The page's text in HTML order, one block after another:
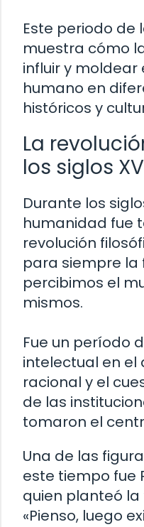
Este periodo de
muestra cómo
influir y
humano en
históricos y
La
los siglos
Durante los
humanidad fue
revolución
para siempre la
percibimos el
mismos.
Fue un período
intelectual en el
racional y el
de las
tomaron el
Una de las
este tiempo fue
quien planteó
«Pienso, luego